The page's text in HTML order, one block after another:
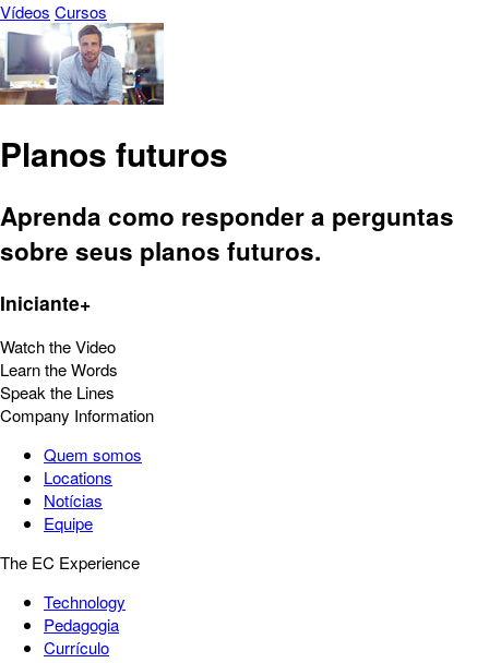
Vídeos Cursos
Planos futuros
Aprenda como responder a perguntas
sobre seus planos futuros.
Iniciante+
Watch the Video
Learn the Words
Speak the Lines
Company Information
Quem somos
Locations
Notícias
Equipe
The EC Experience
Technology
Pedagogia
Currículo